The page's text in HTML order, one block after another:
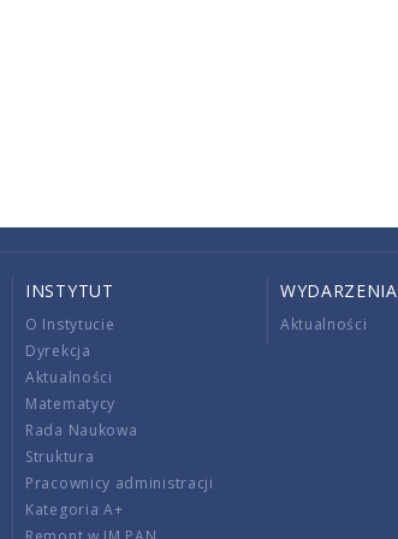
INSTYTUT
O Instytucie
Dyrekcja
Aktualności
Matematycy
Rada Naukowa
Struktura
Pracownicy administracji
Kategoria A+
WYDARZENIA
Aktualności